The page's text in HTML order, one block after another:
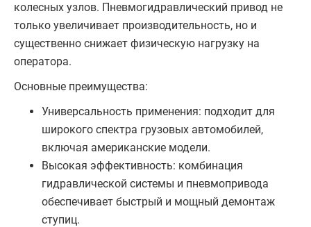
колесных узлов. Пневмогидравлический привод не
только увеличивает производительность, но и
существенно снижает физическую нагрузку на
оператора.
Основные преимущества:
Универсальность применения: подходит для
широкого спектра грузовых автомобилей,
включая американские модели.
Высокая эффективность: комбинация
гидравлической системы и пневмопривода
обеспечивает быстрый и мощный демонтаж
ступиц.